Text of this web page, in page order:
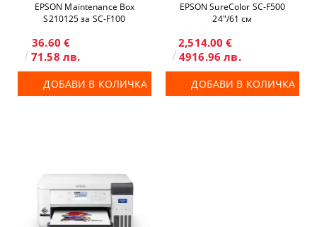
EPSON Maintenance Box
S210125 за SC-F100
36.60 €
71.58 лв.
ДОБАВИ В КОЛИЧКА
EPSON SureColor SC-F500
24"/61 см
2,514.00 €
4916.96 лв.
ДОБАВИ В КОЛИЧКА